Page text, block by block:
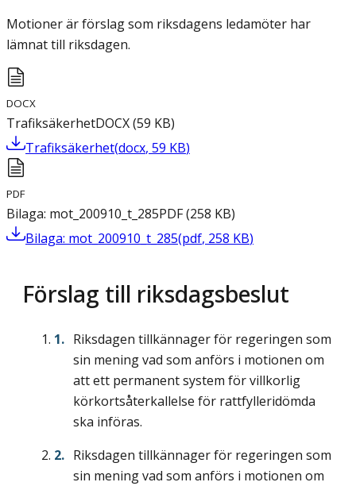
Motioner är förslag som riksdagens ledamöter har
lämnat till riksdagen.
DOCX
TrafiksäkerhetDOCX(59 KB)
Trafiksäkerhet(docx, 59 KB)
PDF
Bilaga: mot_200910_t_285PDF(258 KB)
Bilaga: mot_200910_t_285(pdf, 258 KB)
Förslag till riksdagsbeslut
Riksdagen tillkännager för regeringen som
sin mening vad som anförs i motionen om
att ett permanent system för villkorlig
körkortsåterkallelse för rattfylleridömda
ska införas.
Riksdagen tillkännager för regeringen som
sin mening vad som anförs i motionen om